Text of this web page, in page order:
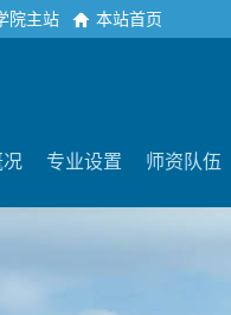
院主站 本站首页
专业设置 师资队伍